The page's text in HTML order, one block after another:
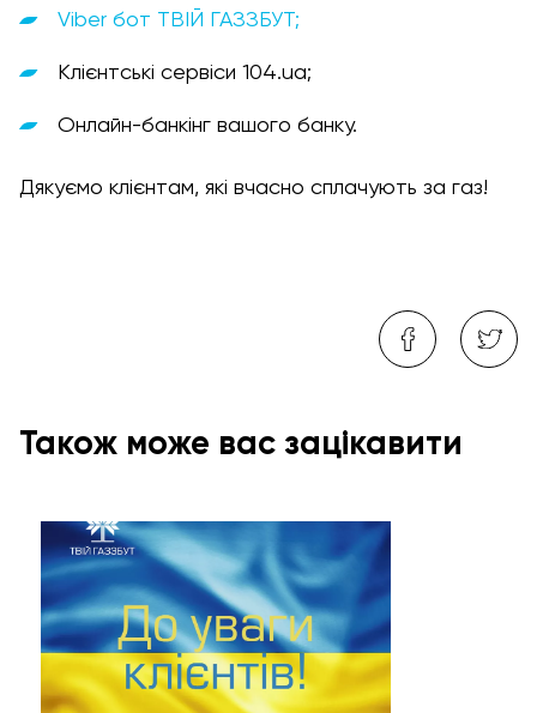
Viber бот ТВІЙ ГАЗЗБУТ;
Клієнтські сервіси 104.ua;
Онлайн-банкінг вашого банку.
Дякуємо клієнтам, які вчасно сплачують за газ!
Також може вас зацікавити